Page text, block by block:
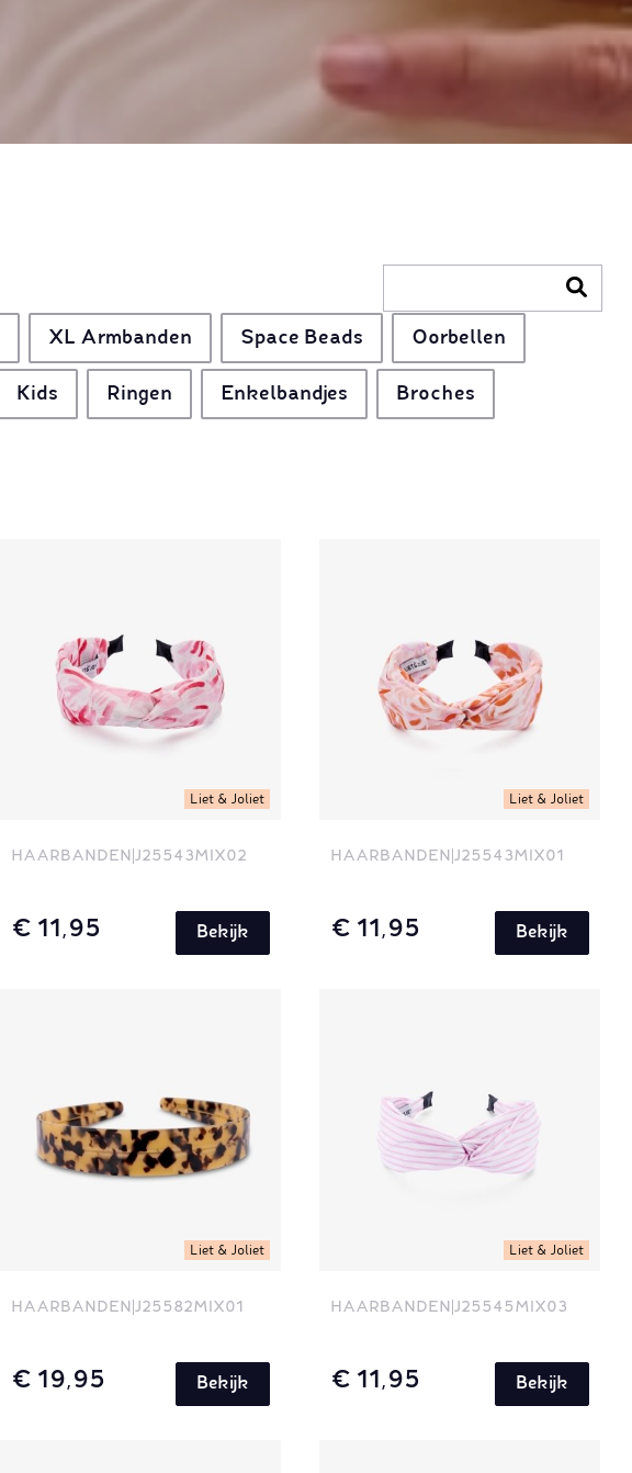
XL Armbanden Space Beads Oorbellen
Kids Ringen Enkelbandjes Broches
Liet & Joliet
HAARBANDEN J25543MIX02
€ 11,95 Bekijk
Liet & Joliet
HAARBANDEN J25543MIX01
€ 11,95 Bekijk
Liet & Joliet
HAARBANDEN J25582MIX01
€ 19,95 Bekijk
Liet & Joliet
HAARBANDEN J25545MIX03
€ 11,95 Bekijk